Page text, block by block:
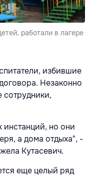
работали в лагере
избившие
Незаконно
сотрудники,
инстанций, но они
а дома отдыха", -
Кутасевич.
еще целый ряд